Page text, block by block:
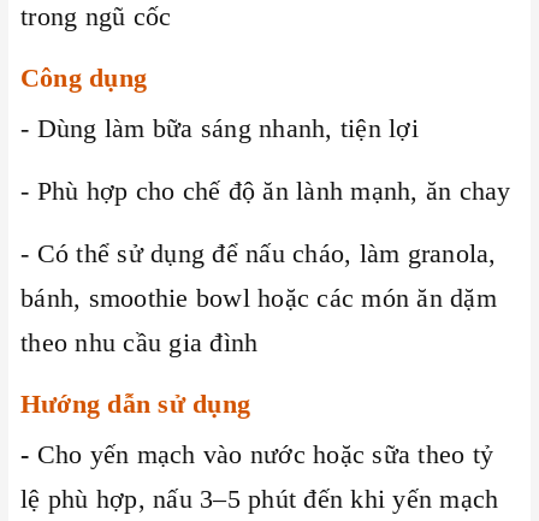
trong ngũ cốc
Công dụng
- Dùng làm bữa sáng nhanh, tiện lợi
- Phù hợp cho chế độ ăn lành mạnh, ăn chay
- Có thể sử dụng để nấu cháo, làm granola,
bánh, smoothie bowl hoặc các món ăn dặm
theo nhu cầu gia đình
Hướng dẫn sử dụng
- Cho yến mạch vào nước hoặc sữa theo tỷ
lệ phù hợp, nấu 3–5 phút đến khi yến mạch